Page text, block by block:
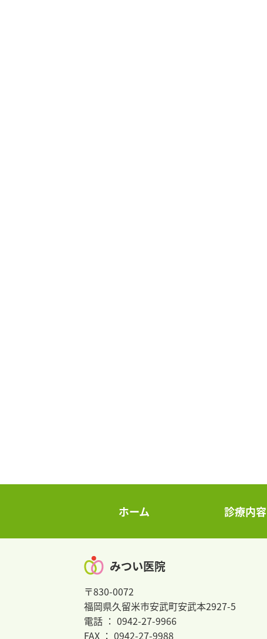
ホーム 診療内容
みつい医院
〒830-0072
福岡県久留米市安武町安武本2927-5
電話 ： 0942-27-9966
FAX ： 0942-27-9988